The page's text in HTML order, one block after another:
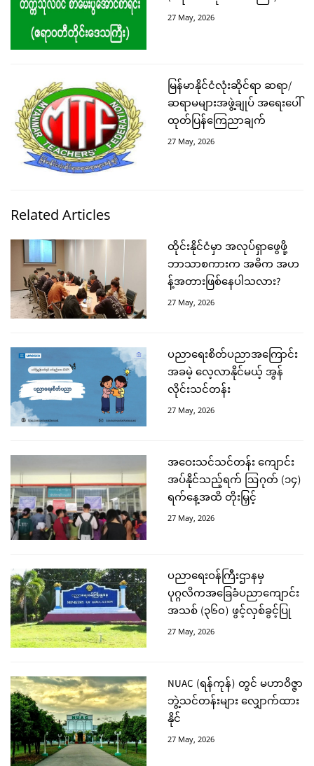
27 May, 2026
မြန်မာနိုင်ငံလုံးဆိုင်ရာ ဆရာ/
ဆရာမများအဖွဲ့ချုပ် အရေးပေါ်
ထုတ်ပြန်ကြေညာချက်
27 May, 2026
Related Articles
ထိုင်းနိုင်ငံမှာ အလုပ်ရှာဖွေဖို့
ဘာသာစကားက အဓိက အဟ
န့်အတားဖြစ်နေပါသလား?
27 May, 2026
ပညာရေးစိတ်ပညာအကြောင်း
အခမဲ့ လေ့လာနိုင်မယ့် အွန်
လိုင်းသင်တန်း
27 May, 2026
အဝေးသင်သင်တန်း ကျောင်း
အပ်နိုင်သည့်ရက် ဩဂုတ် (၁၄)
ရက်နေ့အထိ တိုးမြှင့်
27 May, 2026
ပညာရေးဝန်ကြီးဌာနမှ
ပုဂ္ဂလိကအခြေခံပညာကျောင်း
အသစ် (၃၆၀) ဖွင့်လှစ်ခွင့်ပြု
27 May, 2026
NUAC (ရန်ကုန်) တွင် မဟာဝိဇ္ဇာ
ဘွဲ့သင်တန်းများ လျှောက်ထား
နိုင်
27 May, 2026